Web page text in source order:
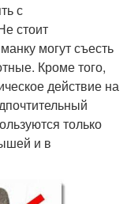
с
стоит
могут съесть
Кроме того,
действие на
только
и в